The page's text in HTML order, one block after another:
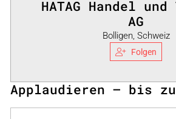
HATAG Handel
AG
Bolligen, Schweiz
Folgen
Applaudieren – bis zu